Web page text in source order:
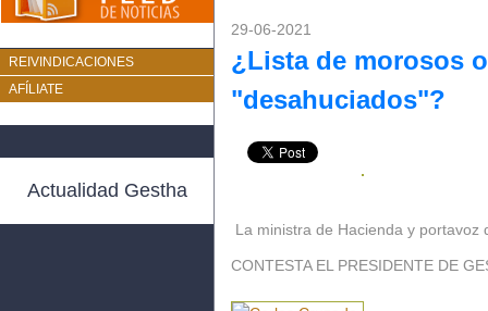
REIVINDICACIONES
AFÍLIATE
Actualidad Gestha
29-06-2021
¿Lista de morosos
"desahuciados"?
La ministra de Hacienda y
CONTESTA EL PRESIDENTE DE